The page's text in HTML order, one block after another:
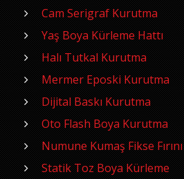
Cam Serigraf Kurutma
Yaş Boya Kürleme Hattı
Halı Tutkal Kurutma
Mermer Eposki Kurutma
Dijital Baskı Kurutma
Oto Flash Boya Kurutma
Numune Kumaş Fikse Fırını
Statik Toz Boya Kürleme